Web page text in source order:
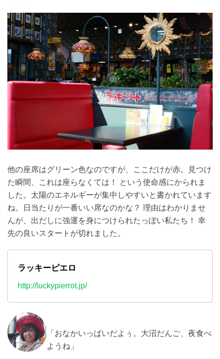
他の座席はグリーン色なのですが、ここだけが赤。見つけ
た瞬間、これは座らなくては！ という使命感にかられま
した。太陽のエネルギーが集中しやすいと書かれています
ね。日当たりが一番いい席なのかな？ 理由はわかりませ
んが、出だしに強運を身につけられたっぽい私たち！ 幸
先の良いスタートが切れました。
ラッキーピエロ
http://luckypierrot.jp/
「おなかいっぱいだよぅ。大沼だんご、夜食べ
ようね」